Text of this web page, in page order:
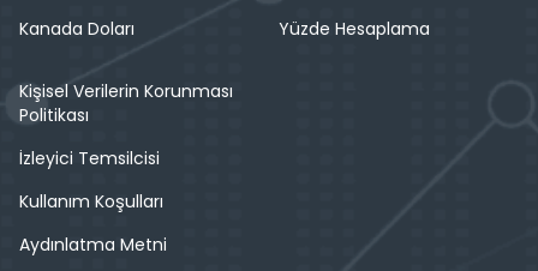
Kanada Doları
Yüzde Hesaplama
Kişisel Verilerin Korunması
Politikası
İzleyici Temsilcisi
Kullanım Koşulları
Aydınlatma Metni